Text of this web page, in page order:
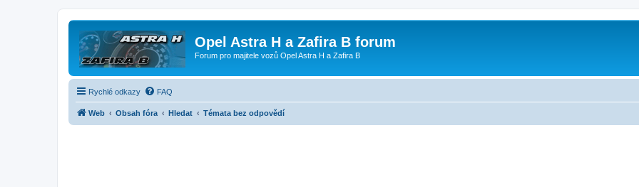
Opel Astra H a Zafira B forum
Forum pro majitele vozů Opel Astra H a Zafira B
Rychlé odkazy FAQ
Web Obsah fóra Hledat Témata bez odpovědí